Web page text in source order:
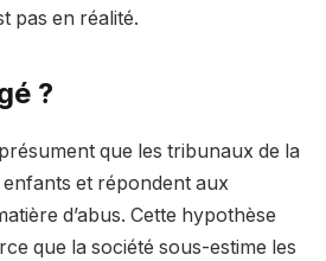
pas en réalité.
?
que les tribunaux de la
et répondent aux
d’abus. Cette hypothèse
que la société sous-estime les